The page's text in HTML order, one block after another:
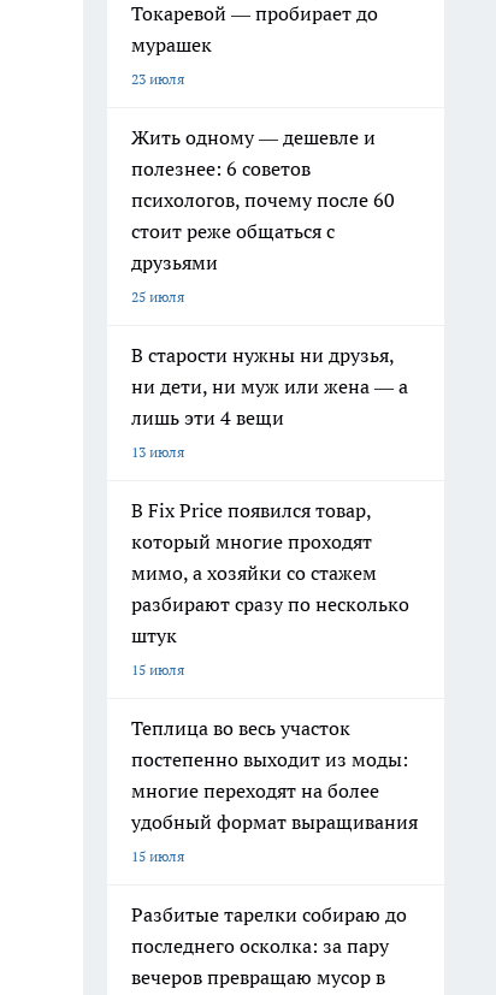
Токаревой — пробирает до
мурашек
23 июля
Жить одному — дешевле и
полезнее: 6 советов
психологов, почему после 60
стоит реже общаться с
друзьями
25 июля
В старости нужны ни друзья,
ни дети, ни муж или жена — а
лишь эти 4 вещи
13 июля
В Fix Price появился товар,
который многие проходят
мимо, а хозяйки со стажем
разбирают сразу по несколько
штук
15 июля
Теплица во весь участок
постепенно выходит из моды:
многие переходят на более
удобный формат выращивания
15 июля
Разбитые тарелки собираю до
последнего осколка: за пару
вечеров превращаю мусор в